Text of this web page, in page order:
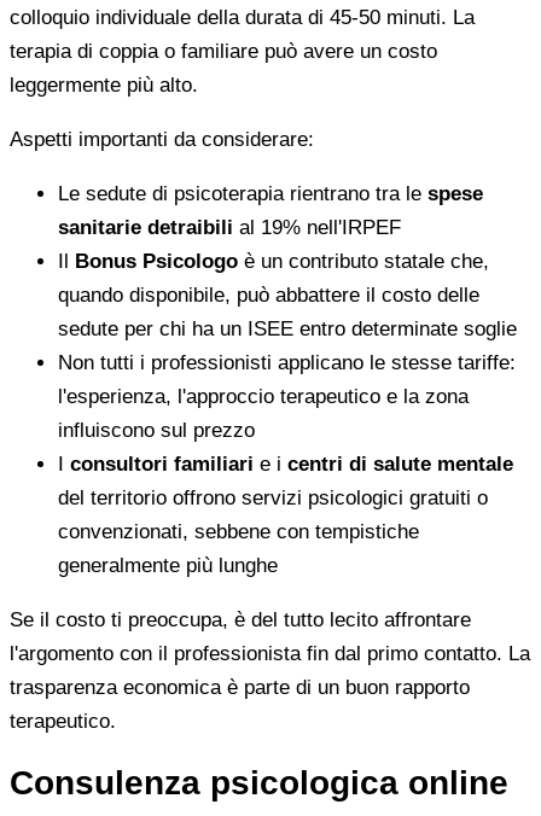
colloquio individuale della durata di 45-50 minuti. La
terapia di coppia o familiare può avere un costo
leggermente più alto.
Aspetti importanti da considerare:
Le sedute di psicoterapia rientrano tra le spese
sanitarie detraibili al 19% nell'IRPEF
Il Bonus Psicologo è un contributo statale che,
quando disponibile, può abbattere il costo delle
sedute per chi ha un ISEE entro determinate soglie
Non tutti i professionisti applicano le stesse tariffe:
l'esperienza, l'approccio terapeutico e la zona
influiscono sul prezzo
I consultori familiari e i centri di salute mentale
del territorio offrono servizi psicologici gratuiti o
convenzionati, sebbene con tempistiche
generalmente più lunghe
Se il costo ti preoccupa, è del tutto lecito affrontare
l'argomento con il professionista fin dal primo contatto. La
trasparenza economica è parte di un buon rapporto
terapeutico.
Consulenza psicologica online